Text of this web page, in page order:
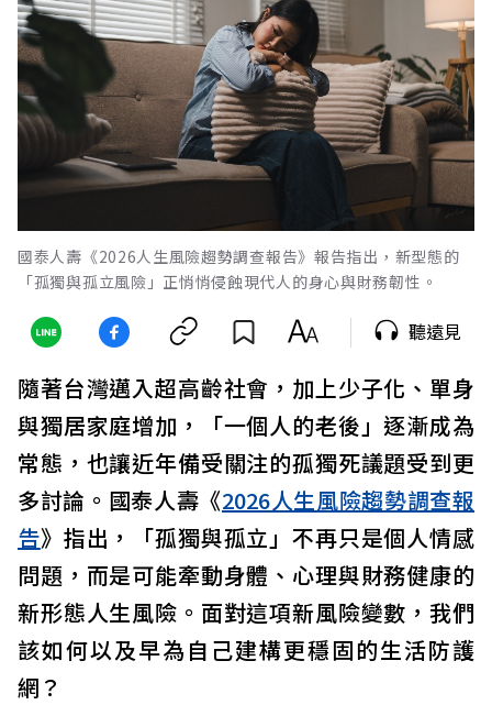
國泰人壽《2026人生風險趨勢調查報告》報告指出，新型態的
「孤獨與孤立風險」正悄悄侵蝕現代人的身心與財務韌性。
聽遠見
隨著台灣邁入超高齡社會，加上少子化、單身
與獨居家庭增加，「一個人的老後」逐漸成為
常態，也讓近年備受關注的孤獨死議題受到更
多討論。國泰人壽《2026人生風險趨勢調查報
告》指出，「孤獨與孤立」不再只是個人情感
問題，而是可能牽動身體、心理與財務健康的
新形態人生風險。面對這項新風險變數，我們
該如何以及早為自己建構更穩固的生活防護
網？